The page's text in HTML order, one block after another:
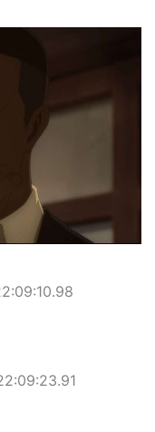
で極める事にした件
ズ、流石に一線を越
てつまらない」←合
の解除をお願いしま
う時にどこに建てるの